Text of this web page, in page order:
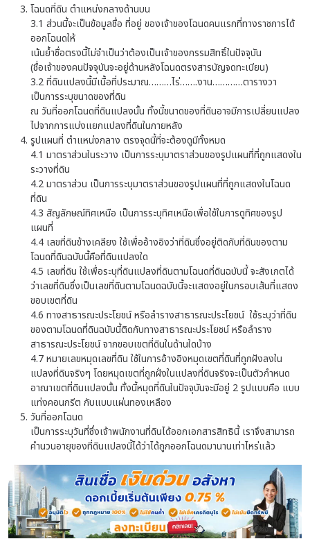
โฉนดที่ดิน ตำแหน่งกลางด้านบน
3.1 ส่วนนี้จะเป็นข้อมูลชื่อ ที่อยู่ ของเจ้าของโฉนดคนแรกที่ทางราชการได้
ออกโฉนดให้
เน้นย้ำชื่อตรงนี้ไม่จำเป็นว่าต้องเป็นเจ้าของกรรมสิทธิ์ในปัจจุบัน
(ชื่อเจ้าของคนปัจจุบันจะอยู่ด้านหลังโฉนดตรงสารบัญจดทะเบียน)
3.2 ที่ดินแปลงนี้มีเนื้อที่ประมาณ………ไร่…….งาน…………ตารางวา
เป็นการระบุขนาดของที่ดิน
ณ วันที่ออกโฉนดที่ดินแปลงนั้น ทั้งนี้ขนาดของที่ดินอาจมีการเปลี่ยนแปลง
ไปจากการแบ่งแยกแปลงที่ดินในภายหลัง
รูปแผนที่ ตำแหน่งกลาง ตรงจุดนี้ที่จะต้องดูมีทั้งหมด
4.1 มาตราส่วนในระวาง เป็นการระบุมาตราส่วนของรูปแผนที่ที่ถูกแสดงใน
ระวางที่ดิน
4.2 มาตราส่วน เป็นการระบุมาตราส่วนของรูปแผนที่ที่ถูกแสดงในโฉนด
ที่ดิน
4.3 สัญลักษณ์ทิศเหนือ เป็นการระบุทิศเหนือเพื่อใช้ในการดูทิศของรูป
แผนที่
4.4 เลขที่ดินข้างเคลียง ใช้เพื่ออ้างอิงว่าที่ดินซึ่งอยู่ติดกับที่ดินของตาม
โฉนดที่ดินฉบับนี้คือที่ดินแปลงใด
4.5 เลขที่ดิน ใช้เพื่อระบุที่ดินแปลงที่ดินตามโฉนดที่ดินฉบับนี้ จะสังเกตได้
ว่าเลขที่ดินซึ่งเป็นเลขที่ดินตามโฉนดฉบับนี้จะแสดงอยู่ในกรอบเส้นที่แสดง
ขอบเขตที่ดิน
4.6 ทางสาธารณะประโยชน์ หรือลำรางสาธารณะประโยชน์ ใช้ระบุว่าที่ดิน
ของตามโฉนดที่ดินฉบับนี้ติดกับทางสาธารณะประโยชน์ หรือลำราง
สาธารณะประโยชน์ จากขอบเขตที่ดินในด้านใดบ้าง
4.7 หมายเลขหมุดเลขที่ดิน ใช้ในการอ้างอิงหมุดเขตที่ดินที่ถูกฝังลงใน
แปลงที่ดินจริงๆ โดยหมุดเขตที่ถูกฝั่งในแปลงที่ดินจริงจะเป็นตัวกำหนด
อาณาเขตที่ดินแปลงนั้น ทั้งนี้หมุดที่ดินในปัจจุบันจะมีอยู่ 2 รูปแบบคือ แบบ
แท่งคอนกรีต กับแบบแผ่นทองเหลือง
วันที่ออกโฉนด
เป็นการระบุวันที่ซึ่งเจ้าพนักงานที่ดินได้ออกเอกสารสิทธินี้ เราจึงสามารถ
คำนวนอายุของที่ดินแปลงนี้ได้ว่าได้ถูกออกโฉนดมานานเท่าไหร่แล้ว